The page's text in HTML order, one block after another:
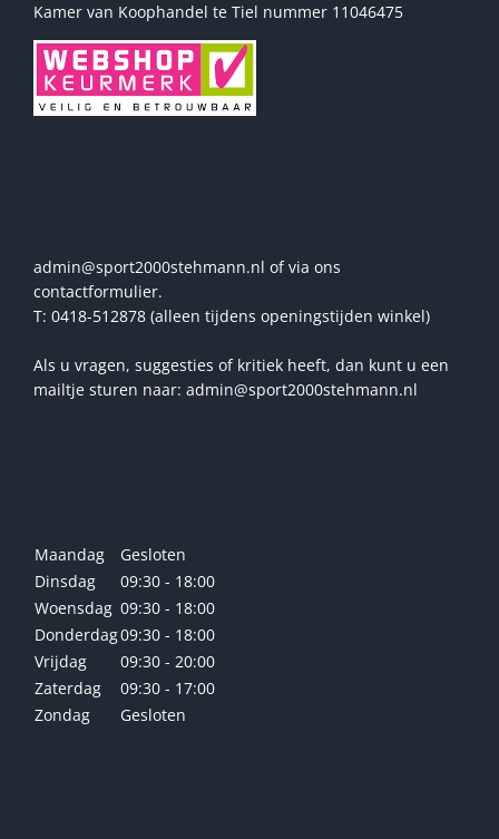
Kamer van Koophandel te Tiel nummer 11046475
admin@sport2000stehmann.nl of via ons
contactformulier.
T: 0418-512878 (alleen tijdens openingstijden winkel)
Als u vragen, suggesties of kritiek heeft, dan kunt u een
mailtje sturen naar: admin@sport2000stehmann.nl
Maandag
Gesloten
Dinsdag
09:30 - 18:00
Woensdag 09:30 - 18:00
Donderdag09:30 - 18:00
Vrijdag
09:30 - 20:00
Zaterdag
09:30 - 17:00
Zondag
Gesloten